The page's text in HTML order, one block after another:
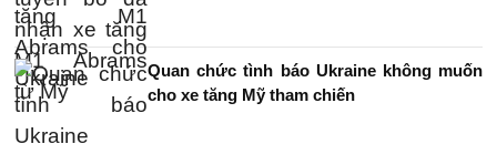
Quan chức tình báo Ukraine không muốn
cho xe tăng Mỹ tham chiến